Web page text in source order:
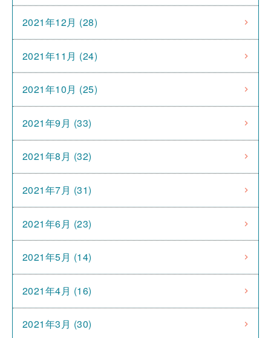
2021年12月 (28)
2021年11月 (24)
2021年10月 (25)
2021年9月 (33)
2021年8月 (32)
2021年7月 (31)
2021年6月 (23)
2021年5月 (14)
2021年4月 (16)
2021年3月 (30)